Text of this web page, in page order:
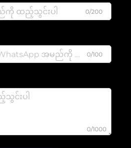
0/200
0/100
0/1000